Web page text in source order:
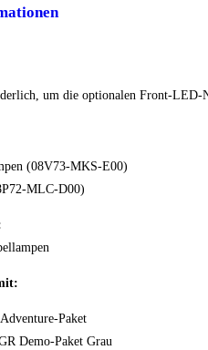
um die optionalen Front-LED-
(08V73-MKS-E00)
MLC-D00)
Paket
Demo-Paket Grau